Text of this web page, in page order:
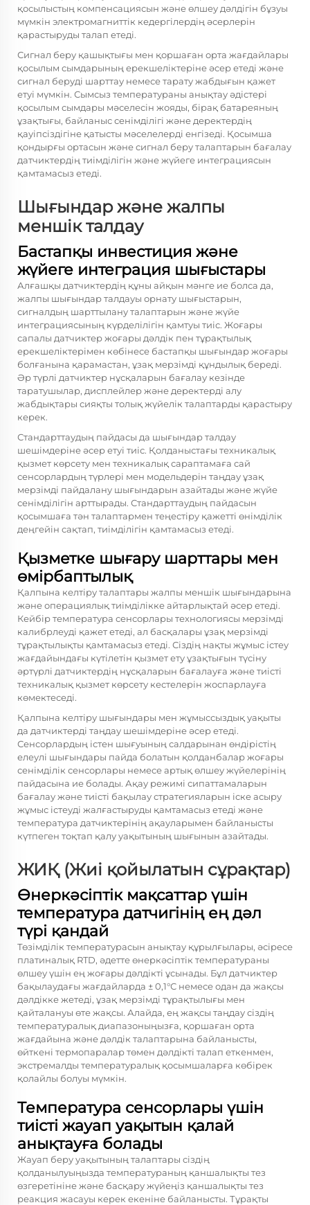
қосылыстың компенсациясын және өлшеу дәлдігін бұзуы
мүмкін электромагниттік кедергілердің әсерлерін
қарастыруды талап етеді.
Сигнал беру қашықтығы мен қоршаған орта жағдайлары
қосылым сымдарының ерекшеліктеріне әсер етеді және
сигнал беруді шарттау немесе тарату жабдығын қажет
етуі мүмкін. Сымсыз температураны анықтау әдістері
қосылым сымдары мәселесін жояды, бірақ батареяның
ұзақтығы, байланыс сенімділігі және деректердің
қауіпсіздігіне қатысты мәселелерді енгізеді. Қосымша
қондырғы ортасын және сигнал беру талаптарын бағалау
датчиктердің тиімділігін және жүйеге интеграциясын
қамтамасыз етеді.
Шығындар және жалпы
меншік талдау
Бастапқы инвестиция және
жүйеге интеграция шығыстары
Алғашқы датчиктердің құны айқын мәнге ие болса да,
жалпы шығындар талдауы орнату шығыстарын,
сигналдың шарттылану талаптарын және жүйе
интеграциясының күрделілігін қамтуы тиіс. Жоғары
сапалы датчиктер жоғары дәлдік пен тұрақтылық
ерекшеліктерімен көбінесе бастапқы шығындар жоғары
болғанына қарамастан, ұзақ мерзімді құндылық береді.
Әр түрлі датчиктер нұсқаларын бағалау кезінде
таратушылар, дисплейлер және деректерді алу
жабдықтары сияқты толық жүйелік талаптарды қарастыру
керек.
Стандарттаудың пайдасы да шығындар талдау
шешімдеріне әсер етуі тиіс. Қолданыстағы техникалық
қызмет көрсету мен техникалық сараптамаға сай
сенсорлардың түрлері мен модельдерін таңдау ұзақ
мерзімді пайдалану шығындарын азайтады және жүйе
сенімділігін арттырады. Стандарттаудың пайдасын
қосымшаға тән талаптармен теңестіру қажетті өнімділік
деңгейін сақтап, тиімділігін қамтамасыз етеді.
Қызметке шығару шарттары мен
өмірбаптылық
Қалпына келтіру талаптары жалпы меншік шығындарына
және операциялық тиімділікке айтарлықтай әсер етеді.
Кейбір температура сенсорлары технологиясы мерзімді
калибрлеуді қажет етеді, ал басқалары ұзақ мерзімді
тұрақтылықты қамтамасыз етеді. Сіздің нақты жұмыс істеу
жағдайындағы күтілетін қызмет ету ұзақтығын түсіну
әртүрлі датчиктердің нұсқаларын бағалауға және тиісті
техникалық қызмет көрсету кестелерін жоспарлауға
көмектеседі.
Қалпына келтіру шығындары мен жұмыссыздық уақыты
да датчиктерді таңдау шешімдеріне әсер етеді.
Сенсорлардың істен шығуының салдарынан өндірістің
елеулі шығындары пайда болатын қолданбалар жоғары
сенімділік сенсорлары немесе артық өлшеу жүйелерінің
пайдасына ие болады. Ақау режимі сипаттамаларын
бағалау және тиісті бақылау стратегияларын іске асыру
жұмыс істеуді жалғастыруды қамтамасыз етеді және
температура датчиктерінің ақауларымен байланысты
күтпеген тоқтап қалу уақытының шығынын азайтады.
ЖИҚ (Жиі қойылатын сұрақтар)
Өнеркәсіптік мақсаттар үшін
температура датчигінің ең дәл
түрі қандай
Төзімділік температурасын анықтау құрылғылары, әсіресе
платиналық RTD, әдетте өнеркәсіптік температураны
өлшеу үшін ең жоғары дәлдікті ұсынады. Бұл датчиктер
бақылаудағы жағдайларда ± 0,1°С немесе одан да жақсы
дәлдікке жетеді, ұзақ мерзімді тұрақтылығы мен
қайталануы өте жақсы. Алайда, ең жақсы таңдау сіздің
температуралық диапазоныңызға, қоршаған орта
жағдайына және дәлдік талаптарына байланысты,
өйткені термопаралар төмен дәлдікті талап еткенмен,
экстремалды температуралық қосымшаларға көбірек
қолайлы болуы мүмкін.
Температура сенсорлары үшін
тиісті жауап уақытын қалай
анықтауға болады
Жауап беру уақытының талаптары сіздің
қолданылуыңызда температураның қаншалықты тез
өзгеретініне және басқару жүйеңіз қаншалықты тез
реакция жасауы керек екеніне байланысты. Тұрақты